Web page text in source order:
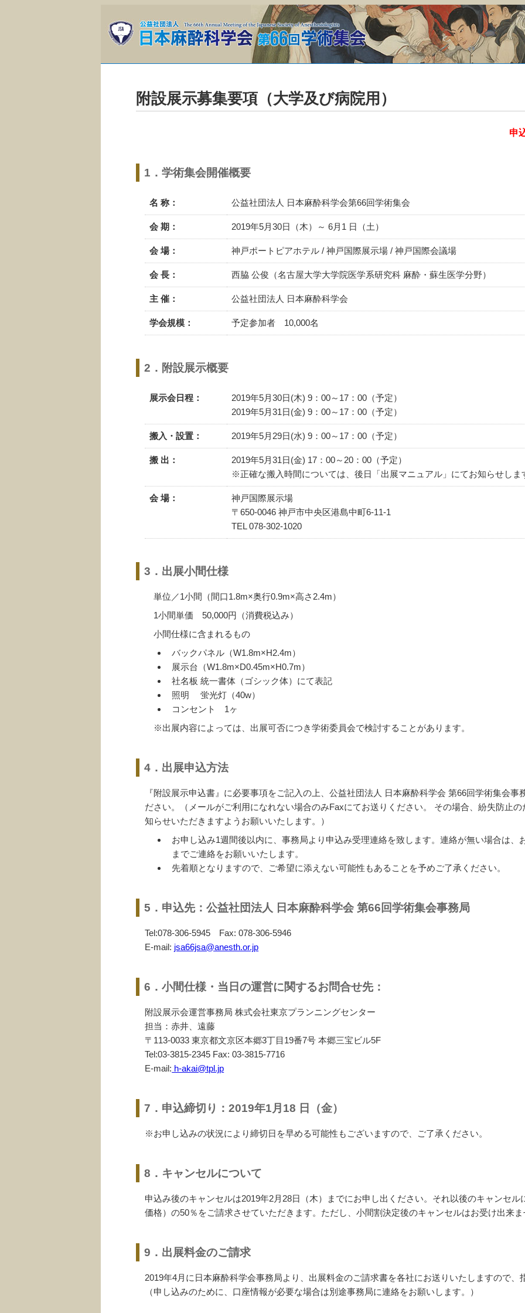
附設展示募集要項（大学及び病院用）
申
1．学術集会開催概要
名 称： 公益社団法人 日本麻酔科学会第66回学術集会
会 期： 2019年5月30日（木）～ 6月1 日（土）
会 場： 神戸ポートピアホテル / 神戸国際展示場 / 神戸国際会議場
会 長： 西脇 公俊（名古屋大学大学院医学系研究科 麻酔・蘇生医学分野）
主 催： 公益社団法人 日本麻酔科学会
学会規模： 予定参加者 10,000名
2．附設展示概要
展示会日程：
2019年5月30日(木) 9：00～17：00（予定）
2019年5月31日(金) 9：00～17：00（予定）
搬入・設置： 2019年5月29日(水) 9：00～17：00（予定）
搬 出：
2019年5月31日(金) 17：00～20：00（予定）
※正確な搬入時間については、後日「出展マニュアル」にてお知らせしま
会 場：
神戸国際展示場
〒650-0046 神戸市中央区港島中町6-11-1
TEL 078-302-1020
3．出展小間仕様
単位／1小間（間口1.8m×奥行0.9m×高さ2.4m）
1小間単価 50,000円（消費税込み）
小間仕様に含まれるもの
バックパネル（W1.8m×H2.4m）
展示台（W1.8m×D0.45m×H0.7m）
社名板 統一書体（ゴシック体）にて表記
照明 蛍光灯（40w）
コンセント 1ヶ
※出展内容によっては、出展可否につき学術委員会で検討することがあります。
4．出展申込方法
『附設展示申込書』に必要事項をご記入の上、公益社団法人 日本麻酔科学会 第66回学術集会
ださい。（メールがご利用になれない場合のみFaxにてお送りください。 その場合、紛失防止
知らせいただきますようお願いいたします。）
お申し込み1週間後以内に、事務局より申込み受理連絡を致します。連絡が無い場合は、
までご連絡をお願いいたします。
先着順となりますので、ご希望に添えない可能性もあることを予めご了承ください。
5．申込先：公益社団法人 日本麻酔科学会 第66回学術集会事務局
Tel:078-306-5945 Fax: 078-306-5946
E-mail: jsa66jsa@anesth.or.jp
6．小間仕様・当日の運営に関するお問合せ先：
附設展示会運営事務局 株式会社東京プランニングセンター
担当：赤井、遠藤
〒113-0033 東京都文京区本郷3丁目19番7号 本郷三宝ビル5F
Tel:03-3815-2345 Fax: 03-3815-7716
E-mail: h-akai@tpl.jp
7．申込締切り：2019年1月18 日（金）
※お申し込みの状況により締切日を早める可能性もございますので、ご了承ください。
8．キャンセルについて
申込み後のキャンセルは2019年2月28日（木）までにお申し出ください。それ以後のキャンセ
価格）の50％をご請求させていただきます。ただし、小間割決定後のキャンセルはお受け出来
9．出展料金のご請求
2019年4月に日本麻酔科学会事務局より、出展料金のご請求書を各社にお送りいたしますので、
（申し込みのために、口座情報が必要な場合は別途事務局に連絡をお願いします。）